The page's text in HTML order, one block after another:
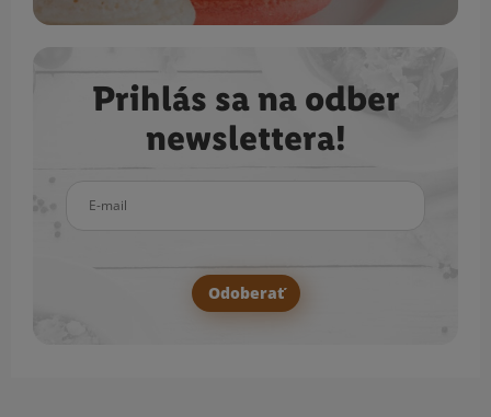
Prihlás sa na odber
newslettera!
Odoberať